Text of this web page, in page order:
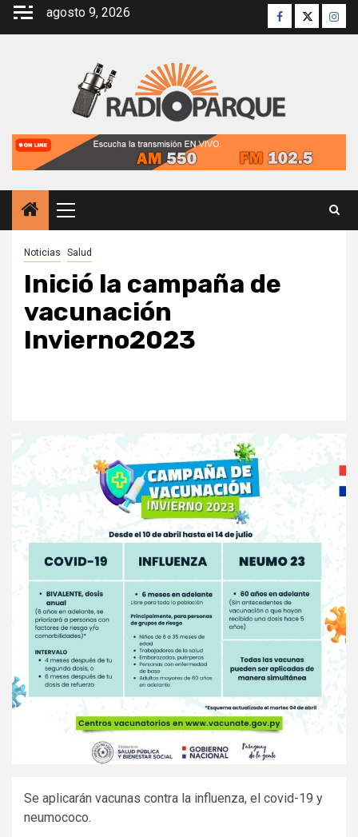
Saltar
agosto 9, 2026 Facebook
Twitter
Menú
principal
Noticias Salud
Inició la campaña de
vacunación
Invierno2023
Se aplicarán vacunas contra la influenza, el covid-19 y
neumococo.